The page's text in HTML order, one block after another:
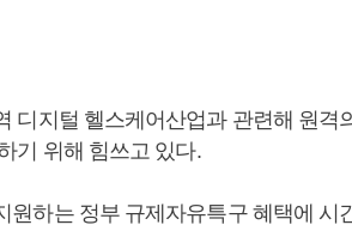
디지털 헬스케어산업과 관련해 원격
기 위해 힘쓰고 있다.
원하는 정부 규제자유특구 혜택에 시